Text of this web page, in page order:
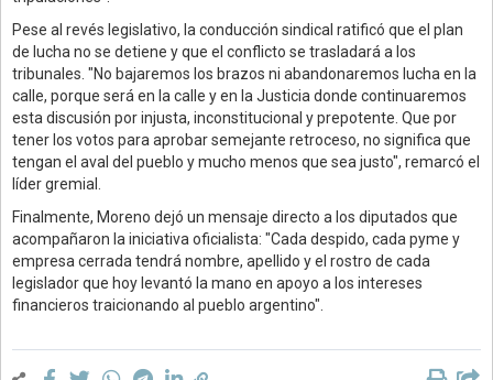
Pese al revés legislativo, la conducción sindical ratificó que el plan
de lucha no se detiene y que el conflicto se trasladará a los
tribunales. "No bajaremos los brazos ni abandonaremos lucha en la
calle, porque será en la calle y en la Justicia donde continuaremos
esta discusión por injusta, inconstitucional y prepotente. Que por
tener los votos para aprobar semejante retroceso, no significa que
tengan el aval del pueblo y mucho menos que sea justo", remarcó el
líder gremial.
Finalmente, Moreno dejó un mensaje directo a los diputados que
acompañaron la iniciativa oficialista: "Cada despido, cada pyme y
empresa cerrada tendrá nombre, apellido y el rostro de cada
legislador que hoy levantó la mano en apoyo a los intereses
financieros traicionando al pueblo argentino".